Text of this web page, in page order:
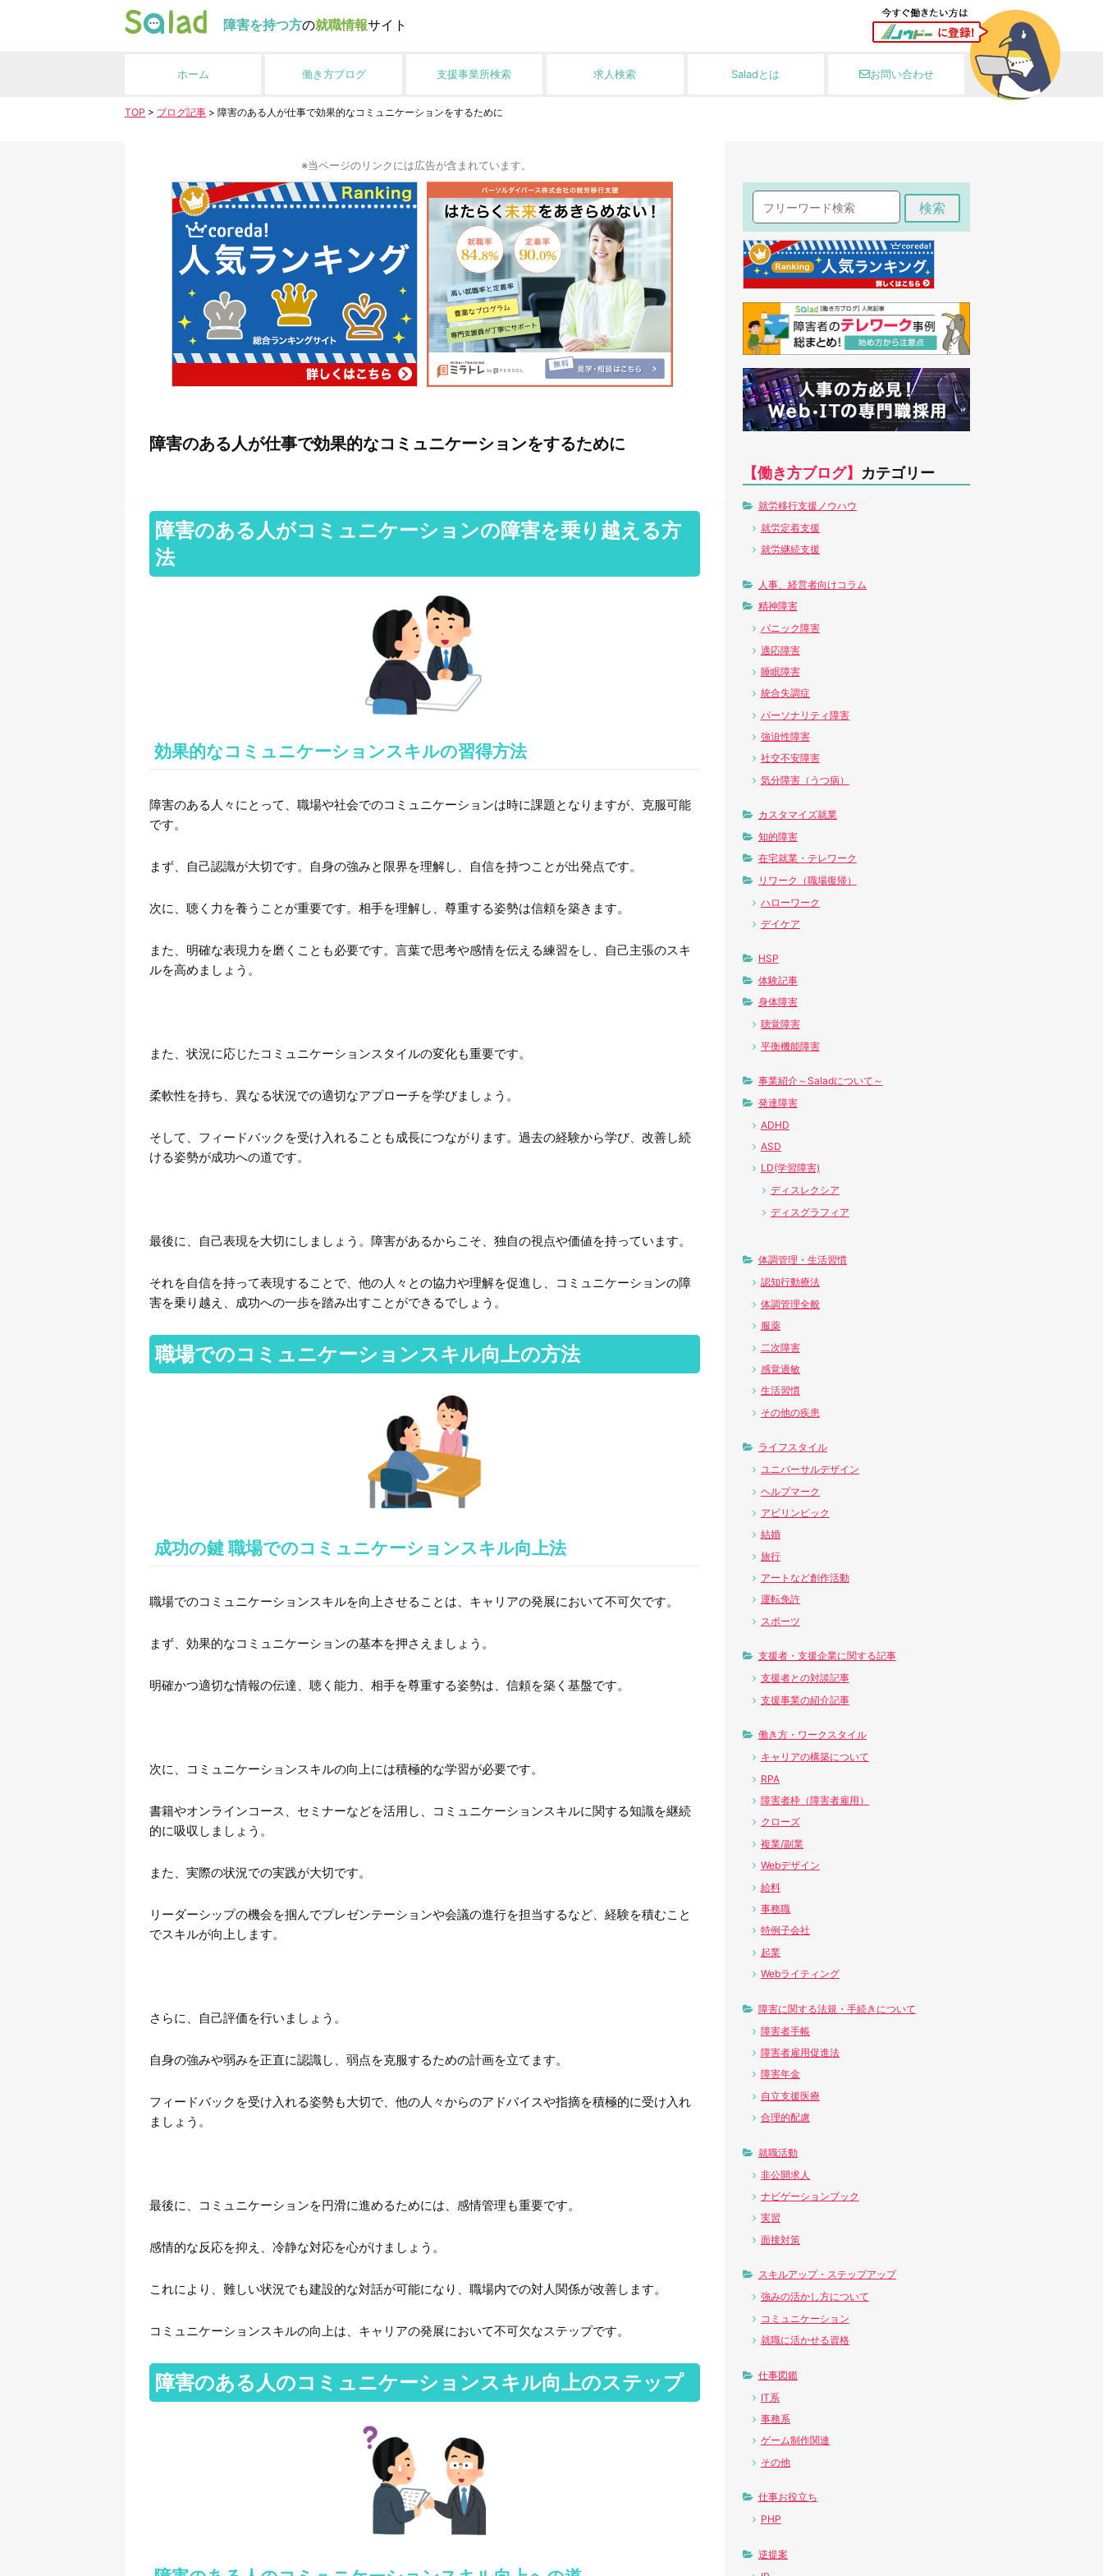
障害を持つ方の就職情報サイト
ホーム 働き方ブログ 支援事業所検索 求人検索 Saladとは お問い合わせ
TOP > ブログ記事 > 障害のある人が仕事で効果的なコミュニケーションをするために
※当ページのリンクには広告が含まれています。
障害のある人が仕事で効果的なコミュニケーションをするために
障害のある人がコミュニケーションの障害を乗り越える方
法
効果的なコミュニケーションスキルの習得方法
障害のある人々にとって、職場や社会でのコミュニケーションは時に課題となりますが、克服可能
です。
まず、自己認識が大切です。自身の強みと限界を理解し、自信を持つことが出発点です。
次に、聴く力を養うことが重要です。相手を理解し、尊重する姿勢は信頼を築きます。
また、明確な表現力を磨くことも必要です。言葉で思考や感情を伝える練習をし、自己主張のスキ
ルを高めましょう。
また、状況に応じたコミュニケーションスタイルの変化も重要です。
柔軟性を持ち、異なる状況での適切なアプローチを学びましょう。
そして、フィードバックを受け入れることも成長につながります。過去の経験から学び、改善し続
ける姿勢が成功への道です。
最後に、自己表現を大切にしましょう。障害があるからこそ、独自の視点や価値を持っています。
それを自信を持って表現することで、他の人々との協力や理解を促進し、コミュニケーションの障
害を乗り越え、成功への一歩を踏み出すことができるでしょう。
職場でのコミュニケーションスキル向上の方法
成功の鍵 職場でのコミュニケーションスキル向上法
職場でのコミュニケーションスキルを向上させることは、キャリアの発展において不可欠です。
まず、効果的なコミュニケーションの基本を押さえましょう。
明確かつ適切な情報の伝達、聴く能力、相手を尊重する姿勢は、信頼を築く基盤です。
次に、コミュニケーションスキルの向上には積極的な学習が必要です。
書籍やオンラインコース、セミナーなどを活用し、コミュニケーションスキルに関する知識を継続
的に吸収しましょう。
また、実際の状況での実践が大切です。
リーダーシップの機会を掴んでプレゼンテーションや会議の進行を担当するなど、経験を積むこと
でスキルが向上します。
さらに、自己評価を行いましょう。
自身の強みや弱みを正直に認識し、弱点を克服するための計画を立てます。
フィードバックを受け入れる姿勢も大切で、他の人々からのアドバイスや指摘を積極的に受け入れ
ましょう。
最後に、コミュニケーションを円滑に進めるためには、感情管理も重要です。
感情的な反応を抑え、冷静な対応を心がけましょう。
これにより、難しい状況でも建設的な対話が可能になり、職場内での対人関係が改善します。
コミュニケーションスキルの向上は、キャリアの発展において不可欠なステップです。
障害のある人のコミュニケーションスキル向上のステップ
検索
【働き方ブログ】 カテゴリー
就労移行支援ノウハウ
就労定着支援
就労継続支援
人事、経営者向けコラム
精神障害
パニック障害
適応障害
睡眠障害
統合失調症
パーソナリティ障害
強迫性障害
社交不安障害
気分障害（うつ病）
カスタマイズ就業
知的障害
在宅就業・テレワーク
リワーク（職場復帰）
ハローワーク
デイケア
HSP
体験記事
身体障害
聴覚障害
平衡機能障害
事業紹介～Saladについて～
発達障害
ADHD
ASD
LD(学習障害)
ディスレクシア
ディスグラフィア
体調管理・生活習慣
認知行動療法
体調管理全般
服薬
二次障害
感覚過敏
生活習慣
その他の疾患
ライフスタイル
ユニバーサルデザイン
ヘルプマーク
アビリンピック
結婚
旅行
アートなど創作活動
運転免許
スポーツ
支援者・支援企業に関する記事
支援者との対談記事
支援事業の紹介記事
働き方・ワークスタイル
キャリアの構築について
RPA
障害者枠（障害者雇用）
クローズ
複業/副業
Webデザイン
給料
事務職
特例子会社
起業
Webライティング
障害に関する法規・手続きについて
障害者手帳
障害者雇用促進法
障害年金
自立支援医療
合理的配慮
就職活動
非公開求人
ナビゲーションブック
実習
面接対策
スキルアップ・ステップアップ
強みの活かし方について
コミュニケーション
就職に活かせる資格
仕事図鑑
IT系
事務系
ゲーム制作関連
その他
仕事お役立ち
PHP
逆提案